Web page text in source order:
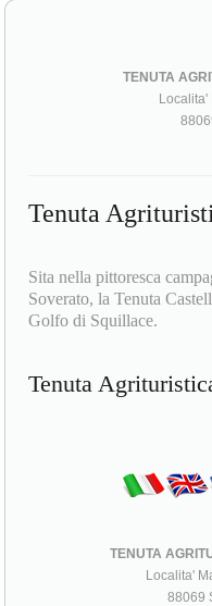
TENUTA
Localita'
Tenuta
Sita nella pittoresca
Soverato, la Tenuta
Golfo di Squillace.
Tenuta
TENUTA
Localita'
88069